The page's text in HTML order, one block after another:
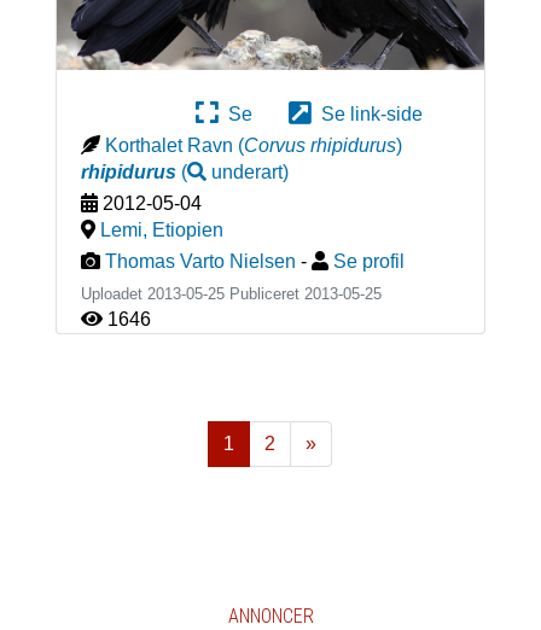
Se
Se link-side
Korthalet Ravn (Corvus rhipidurus)
rhipidurus( underart)
2012-05-04
Lemi, Etiopien
Thomas Varto Nielsen - Se profil
Uploadet 2013-05-25 Publiceret 2013-05-25
1646
1 2
»
Næste
ANNONCER